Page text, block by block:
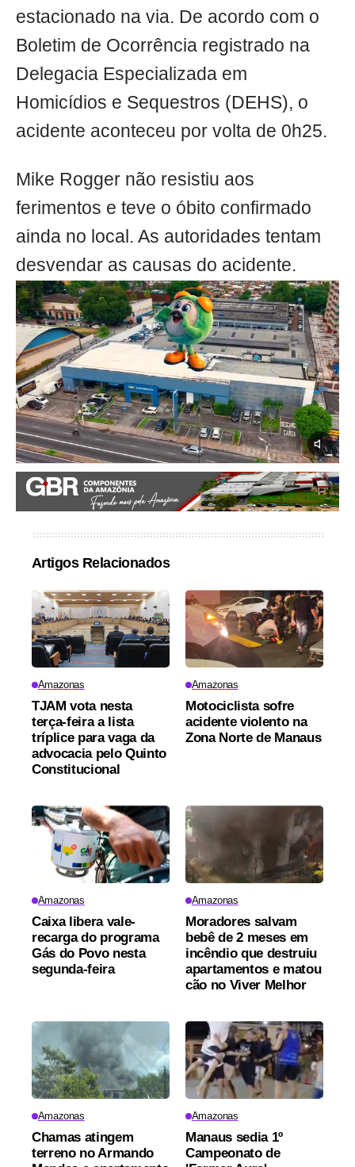
estacionado na via. De acordo com o
Boletim de Ocorrência registrado na
Delegacia Especializada em
Homicídios e Sequestros (DEHS), o
acidente aconteceu por volta de 0h25.
Mike Rogger não resistiu aos
ferimentos e teve o óbito confirmado
ainda no local. As autoridades tentam
desvendar as causas do acidente.
Artigos Relacionados
Amazonas
TJAM vota nesta
terça-feira a lista
tríplice para vaga da
advocacia pelo Quinto
Constitucional
Amazonas
Motociclista sofre
acidente violento na
Zona Norte de Manaus
Amazonas
Caixa libera vale-
recarga do programa
Gás do Povo nesta
segunda-feira
Amazonas
Moradores salvam
bebê de 2 meses em
incêndio que destruiu
apartamentos e matou
cão no Viver Melhor
Amazonas
Chamas atingem
terreno no Armando
Amazonas
Manaus sedia 1º
Campeonato de